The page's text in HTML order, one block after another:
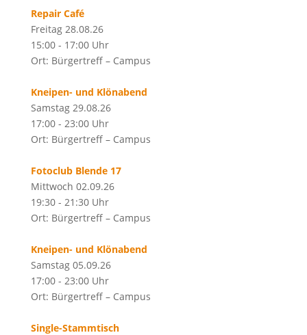
Repair Café
Freitag 28.08.26
15:00 - 17:00 Uhr
Ort: Bürgertreff – Campus
Kneipen- und Klönabend
Samstag 29.08.26
17:00 - 23:00 Uhr
Ort: Bürgertreff – Campus
Fotoclub Blende 17
Mittwoch 02.09.26
19:30 - 21:30 Uhr
Ort: Bürgertreff – Campus
Kneipen- und Klönabend
Samstag 05.09.26
17:00 - 23:00 Uhr
Ort: Bürgertreff – Campus
Single-Stammtisch